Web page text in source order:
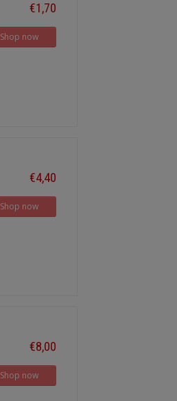
€1,70
Shop now
€4,40
Shop now
€8,00
Shop now